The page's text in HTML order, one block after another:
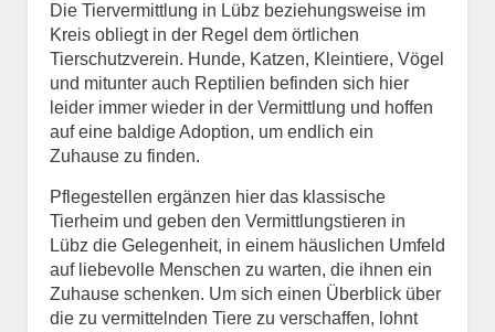
Die Tiervermittlung in Lübz beziehungsweise im
Kreis obliegt in der Regel dem örtlichen
Tierschutzverein. Hunde, Katzen, Kleintiere, Vögel
und mitunter auch Reptilien befinden sich hier
leider immer wieder in der Vermittlung und hoffen
auf eine baldige Adoption, um endlich ein
Zuhause zu finden.
Pflegestellen ergänzen hier das klassische
Tierheim und geben den Vermittlungstieren in
Lübz die Gelegenheit, in einem häuslichen Umfeld
auf liebevolle Menschen zu warten, die ihnen ein
Zuhause schenken. Um sich einen Überblick über
die zu vermittelnden Tiere zu verschaffen, lohnt